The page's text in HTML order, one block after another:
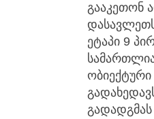
გააკეთონ
ეტაპი 9
გადადგმას